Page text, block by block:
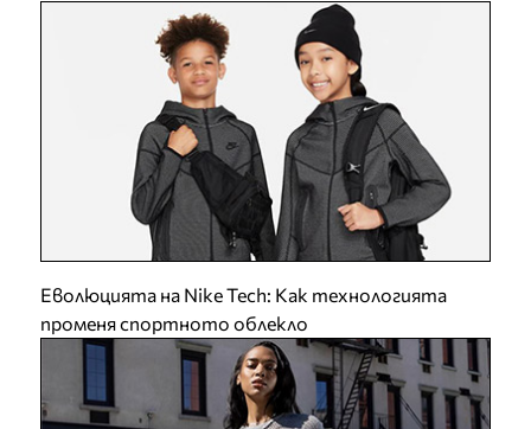
Еволюцията на Nike Tech: Как технологията
променя спортното облекло